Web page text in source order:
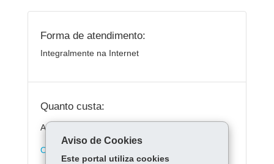
Forma de atendimento:
Integralmente na Internet
Quanto custa:
A consulta é gratuita.
O valor da tarifa depende do tipo do veículo
Aviso de Cookies
Este portal utiliza cookies